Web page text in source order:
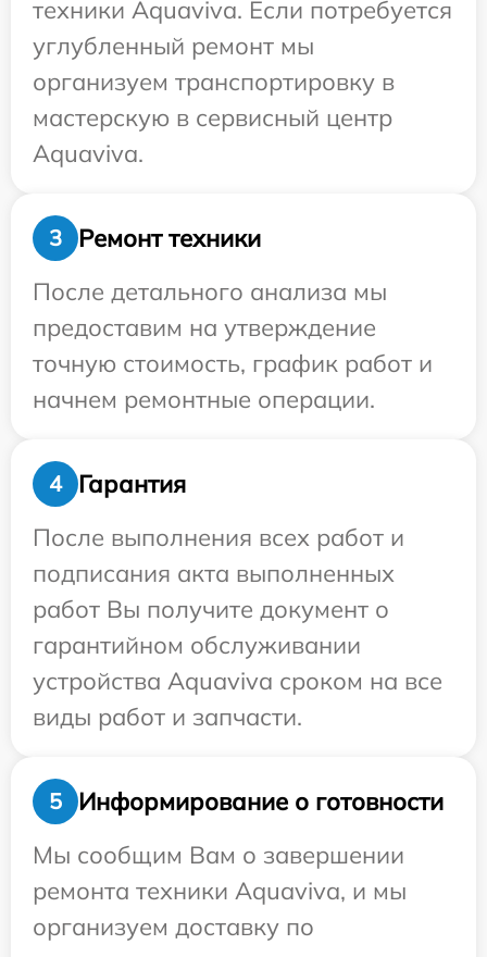
техники Aquaviva. Если потребуется
углубленный ремонт мы
организуем транспортировку в
мастерскую в сервисный центр
Aquaviva.
3
Ремонт техники
После детального анализа мы
предоставим на утверждение
точную стоимость, график работ и
начнем ремонтные операции.
4
Гарантия
После выполнения всех работ и
подписания акта выполненных
работ Вы получите документ о
гарантийном обслуживании
устройства Aquaviva сроком на все
виды работ и запчасти.
5
Информирование о готовности
Мы сообщим Вам о завершении
ремонта техники Aquaviva, и мы
организуем доставку по